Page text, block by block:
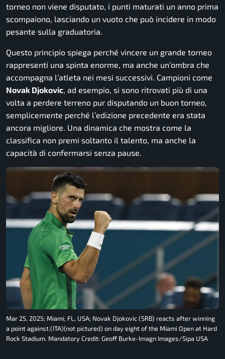
torneo non viene disputato, i punti maturati un anno prima
scompaiono, lasciando un vuoto che può incidere in modo
pesante sulla graduatoria.
Questo principio spiega perché vincere un grande torneo
rappresenti una spinta enorme, ma anche un’ombra che
accompagna l’atleta nei mesi successivi. Campioni come
Novak Djokovic, ad esempio, si sono ritrovati più di una
volta a perdere terreno pur disputando un buon torneo,
semplicemente perché l’edizione precedente era stata
ancora migliore. Una dinamica che mostra come la
classifica non premi soltanto il talento, ma anche la
capacità di confermarsi senza pause.
Mar 25, 2025; Miami, FL, USA; Novak Djokovic (SRB) reacts after winning
a point against.(ITA)(not pictured) on day eight of the Miami Open at Hard
Rock Stadium. Mandatory Credit: Geoff Burke-Imagn Images/Sipa USA